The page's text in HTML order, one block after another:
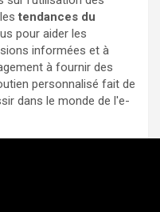
lestendances du
pour aider les
informées et à
à fournir des
personnalisé fait de
dans le monde de l'e-